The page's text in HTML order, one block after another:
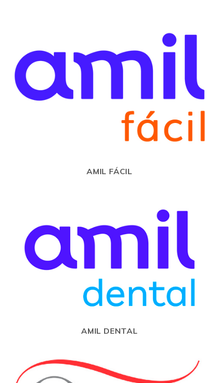
AMIL FÁCIL
AMIL DENTAL